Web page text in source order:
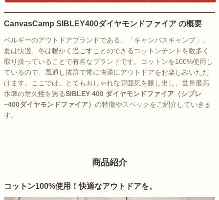
CanvasCamp SIBLEY400ダイヤモンドファイア の概要
ベルギーのアウトドアブランドである、「キャンバスキャンプ」。
夏は快適、冬は暖かく過ごすことのできるコットンテントを数多く
取り扱っていることで有名なブランドです。コットンを100%使用し
ているので、風通し抜群で常に快適にアウトドアをお楽しみいただ
けます。ここでは、とてもおしゃれな雰囲気を醸し出し、世界最高
水準の耐久性を誇るSIBLEY 400 ダイヤモンドファイア（シブレ
−400ダイヤモンドファイア） の特徴やスペックをご紹介していきま
す。
商品紹介
コットン100%使用！快適なアウトドアを。